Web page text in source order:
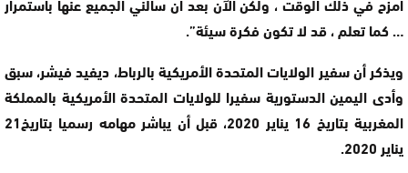
… كما تعلم ، قد لا تكون فكرة سيئة”.
ويذكر أن سفير الولايات المتحدة الأمريكية بالرباط، ديفيد فيشر، سبق
وأدى اليمين الدستورية سفيرا للولايات المتحدة الأمريكية بالمملكة
المغربية بتاريخ 16 يناير 2020، قبل أن يباشر مهامه رسميا بتاريخ21
يناير 2020.